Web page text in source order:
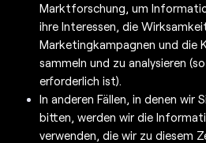
Marktforschung, um
ihre Interessen, die
Marketingkampagnen und die
sammeln und zu analysieren
erforderlich ist).
In anderen Fällen, in denen wir
bitten, werden wir die
verwenden, die wir zu diesem